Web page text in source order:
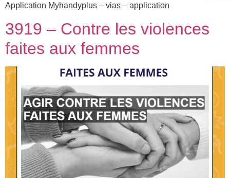
Application Myhandyplus – vias – application
3919 – Contre les violences
faites aux femmes